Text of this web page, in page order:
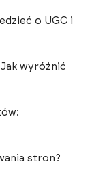
o UGC i
wyróżnić
stron?